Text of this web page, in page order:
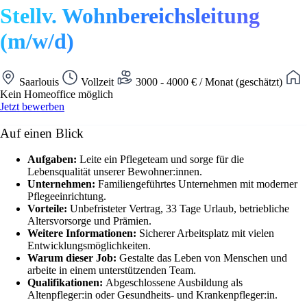
Stellv. Wohnbereichsleitung
(m/w/d)
Saarlouis Vollzeit
3000 - 4000 € / Monat (geschätzt)
Kein Homeoffice möglich
Jetzt bewerben
Auf einen Blick
Aufgaben: Leite ein Pflegeteam und sorge für die
Lebensqualität unserer Bewohner:innen.
Unternehmen: Familiengeführtes Unternehmen mit moderner
Pflegeeinrichtung.
Vorteile: Unbefristeter Vertrag, 33 Tage Urlaub, betriebliche
Altersvorsorge und Prämien.
Weitere Informationen: Sicherer Arbeitsplatz mit vielen
Entwicklungsmöglichkeiten.
Warum dieser Job: Gestalte das Leben von Menschen und
arbeite in einem unterstützenden Team.
Qualifikationen: Abgeschlossene Ausbildung als
Altenpfleger:in oder Gesundheits- und Krankenpfleger:in.